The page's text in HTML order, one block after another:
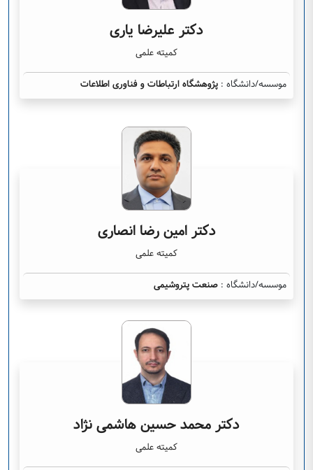
دکتر علیرضا یاری
کمیته علمی
موسسه/دانشگاه : پژوهشگاه ارتباطات و فناوری اطلاعات
دکتر امین رضا انصاری
کمیته علمی
موسسه/دانشگاه : صنعت پتروشیمی
دکتر محمد حسین هاشمی نژاد
کمیته علمی